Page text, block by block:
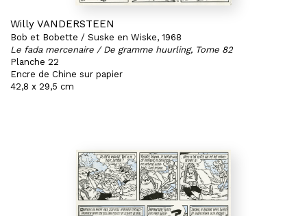
Willy VANDERSTEEN
Bob et Bobette / Suske en Wiske, 1968
Le fada mercenaire / De gramme huurling, Tome 82
Planche 22
Encre de Chine sur papier
42,8 x 29,5 cm